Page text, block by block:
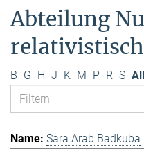
Abteilung
B G H J K M P R S
Sara Arab Badkuba